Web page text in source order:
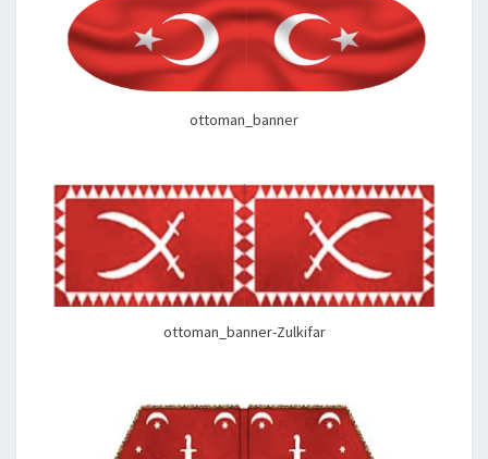
ottoman_banner
ottoman_banner-Zulkifar